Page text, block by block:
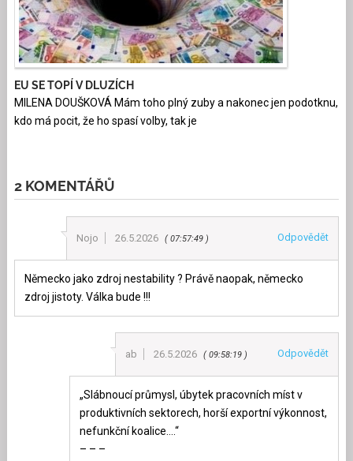
EU SE TOPÍ V DLUZÍCH
MILENA DOUŠKOVÁ Mám toho plný zuby a nakonec jen podotknu,
kdo má pocit, že ho spasí volby, tak je
2 KOMENTÁŘŮ
Nojo 26.5.2026 07:57:49 Odpovědět
Německo jako zdroj nestability ? Právě naopak, německo
zdroj jistoty. Válka bude !!!
ab 26.5.2026 09:58:19 Odpovědět
„Slábnoucí průmysl, úbytek pracovních míst v
produktivních sektorech, horší exportní výkonnost,
nefunkční koalice….“
– – –